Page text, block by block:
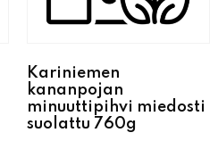
Kariniemen
kananpojan
minuuttipihvi miedosti
suolattu 760g